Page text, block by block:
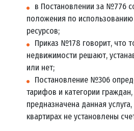
в Постановлении за №776
положения по
ресурсов;
Приказ №178 говорит, что
недвижимости решают,
или нет;
Постановление №306
тарифов и категории
предназначена данная
квартирах не установлены